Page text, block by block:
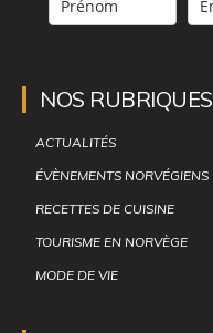
NOS RUBRIQUES
ACTUALITÉS
ÉVÈNEMENTS NORVÉGIENS
RECETTES DE CUISINE
TOURISME EN NORVÈGE
MODE DE VIE